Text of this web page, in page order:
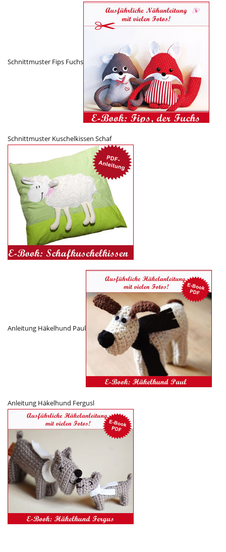
Schnittmuster Fips Fuchs
Schnittmuster Kuschelkissen Schaf
Anleitung Häkelhund Paul
Anleitung Häkelhund Fergusl